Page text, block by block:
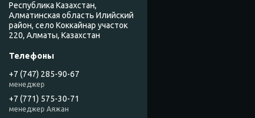
Республика Казахстан,
Алматинская область Илийский
район, село Коккайнар участок
220, Алматы, Казахстан
+7 (747) 285-90-67
менеджер
+7 (771) 575-30-71
менеджер Аяжан